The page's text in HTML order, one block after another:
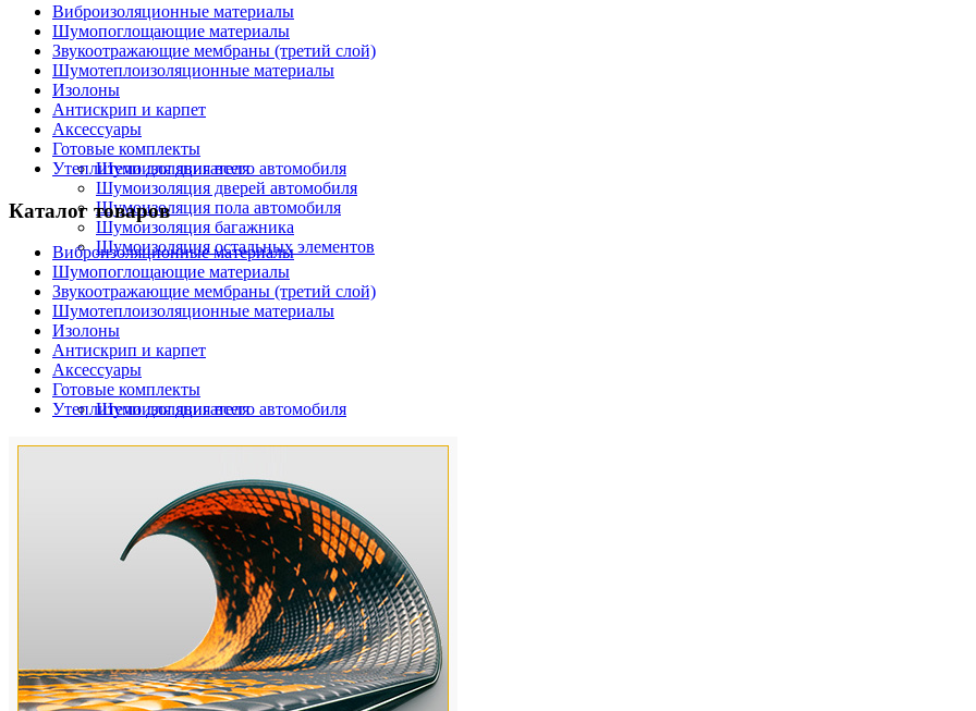
Виброизоляционные материалы
Шумопоглощающие материалы
Звукоотражающие мембраны (третий слой)
Шумотеплоизоляционные материалы
Изолоны
Антискрип и карпет
Аксессуары
Готовые комплекты
Шумоизоляция всего автомобиля
Шумоизоляция дверей автомобиля
Шумоизоляция пола автомобиля
Шумоизоляция багажника
Шумоизоляция остальных элементов
Утеплители для двигателя
Каталог товаров
Виброизоляционные материалы
Шумопоглощающие материалы
Звукоотражающие мембраны (третий слой)
Шумотеплоизоляционные материалы
Изолоны
Антискрип и карпет
Аксессуары
Готовые комплекты
Шумоизоляция всего автомобиля
Шумоизоляция пола автомобиля
Шумоизоляция остальных элементов
Утеплители для двигателя